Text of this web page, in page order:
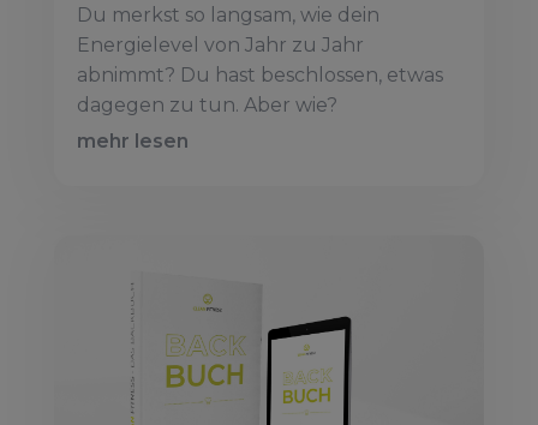
Du merkst so langsam, wie dein
Energielevel von Jahr zu Jahr
abnimmt? Du hast beschlossen, etwas
dagegen zu tun. Aber wie?
mehr lesen